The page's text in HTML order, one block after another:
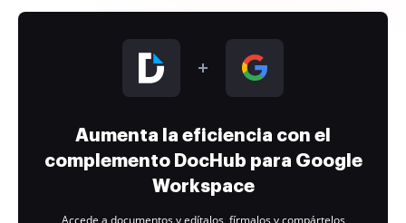
Aumenta la eficiencia con el
complemento DocHub para Google
Workspace
Accede a documentos y edítalos, fírmalos y compártelos